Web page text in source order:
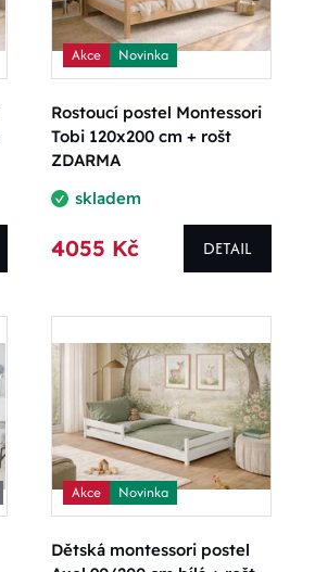
Akce Novinka
Rostoucí postel Montessori
Tobi 120x200 cm + rošt
ZDARMA
skladem
4055 Kč DETAIL
Akce Novinka
Dětská montessori postel